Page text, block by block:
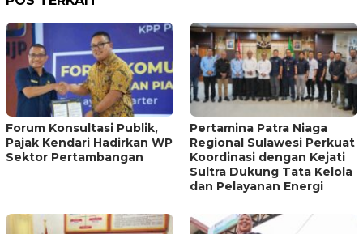
Forum Konsultasi Publik,
Pajak Kendari Hadirkan WP
Sektor Pertambangan
Pertamina Patra Niaga
Regional Sulawesi Perkuat
Koordinasi dengan Kejati
Sultra Dukung Tata Kelola
dan Pelayanan Energi